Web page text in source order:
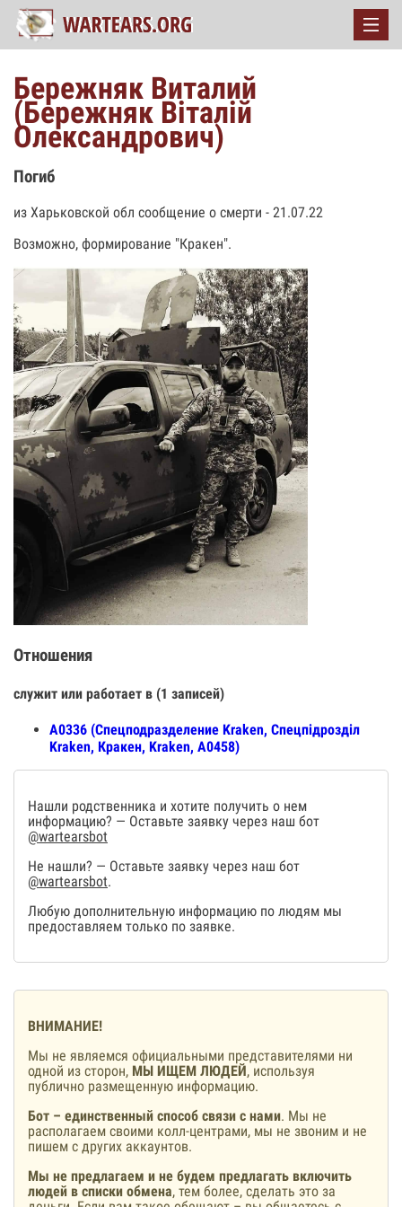
Бережняк Виталий
(Бережняк Віталій
Олександрович)
Погиб
из Харьковской обл сообщение о смерти - 21.07.22
Возможно, формирование "Кракен".
Отношения
служит или работает в (1 записей)
А0336 (Спецподразделение Kraken, Спецпiдроздiл
Kraken, Кракен, Kraken, А0458)
Нашли родственника и хотите получить о нем
информацию? — Оставьте заявку через наш бот
@wartearsbot
Не нашли? — Оставьте заявку через наш бот
@wartearsbot.
Любую дополнительную информацию по людям мы
предоставляем только по заявке.
ВНИМАНИЕ!
Мы не являемся официальными представителями ни
одной из сторон, МЫ ИЩЕМ ЛЮДЕЙ, используя
публично размещенную информацию.
Бот – единственный способ связи с нами. Мы не
располагаем своими колл-центрами, мы не звоним и не
пишем с других аккаунтов.
Мы не предлагаем и не будем предлагать включить
людей в списки обмена, тем более, сделать это за